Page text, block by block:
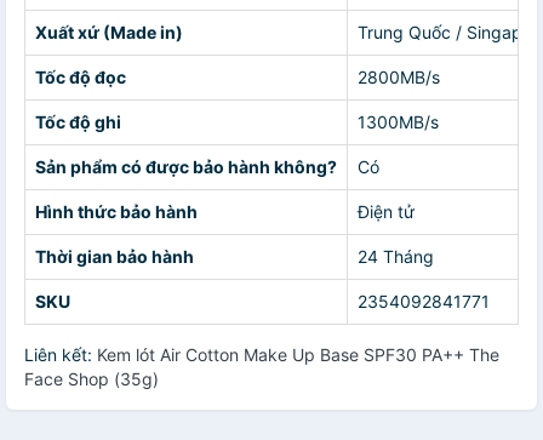
Xuất xứ (Made in) Trung Quốc /
Tốc độ đọc 2800MB/s
Tốc độ ghi 1300MB/s
Sản phẩm có được bảo hành không? Có
Hình thức bảo hành Điện tử
Thời gian bảo hành 24 Tháng
SKU 2354092841771
Liên kết: Kem lót Air Cotton Make Up Base SPF30 PA++ The
Face Shop (35g)